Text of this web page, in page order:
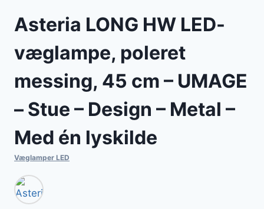
Asteria LONG HW LED-
væglampe, poleret
messing, 45 cm – UMAGE
– Stue – Design – Metal –
Med én lyskilde
Væglamper LED